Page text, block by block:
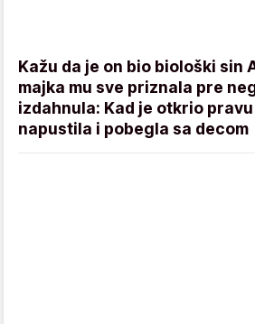
Kažu da je on bio biološki sin
majka mu sve priznala pre
izdahnula: Kad je otkrio
napustila i pobegla sa decom